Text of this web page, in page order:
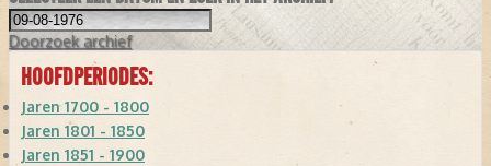
Doorzoek archief
HOOFDPERIODES:
Jaren 1700 - 1800
Jaren 1801 - 1850
Jaren 1851 - 1900